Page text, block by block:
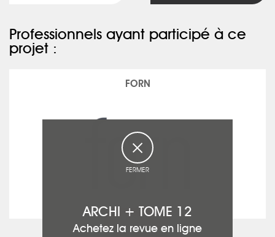
Professionnels ayant participé à ce
projet :
FORN
voir la fiche
FERMER
ARCHI + TOME 12
Achetez la revue en ligne